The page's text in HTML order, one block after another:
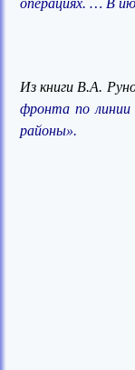
операциях. … В
Из книги В.А.
фронта по линии
районы».